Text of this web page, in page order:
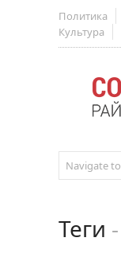
Политика
Культура
Теги -